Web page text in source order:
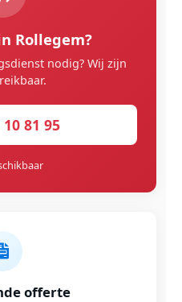
Rollegem?
nodig? Wij zijn
10 81 95
offerte